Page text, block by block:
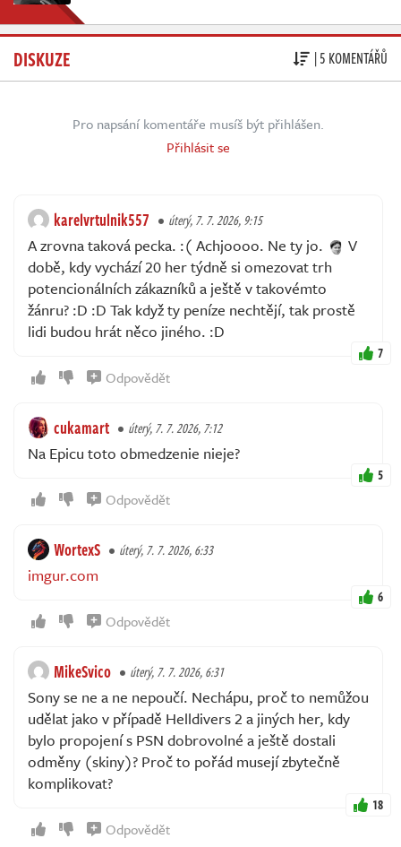
DISKUZE | 5 KOMENTÁŘŮ
Pro napsání komentáře musíš být přihlášen.
Přihlásit se
karelvrtulnik557 úterý, 7. 7. 2026, 9:15
A zrovna taková pecka. :( Achjoooo. Ne ty jo.
V
době, kdy vychází 20 her týdně si omezovat trh
potencionálních zákazníků a ještě v takovémto
žánru? :D :D Tak když ty peníze nechtějí, tak prostě
lidi budou hrát něco jiného. :D
7
Odpovědět
cukamart úterý, 7. 7. 2026, 7:12
Na Epicu toto obmedzenie nieje?
5
Odpovědět
WortexS úterý, 7. 7. 2026, 6:33
imgur.com
6
Odpovědět
MikeSvico úterý, 7. 7. 2026, 6:31
Sony se ne a ne nepoučí. Nechápu, proč to nemůžou
udělat jako v případě Helldivers 2 a jiných her, kdy
bylo propojení s PSN dobrovolné a ještě dostali
odměny (skiny)? Proč to pořád musejí zbytečně
komplikovat?
18
Odpovědět